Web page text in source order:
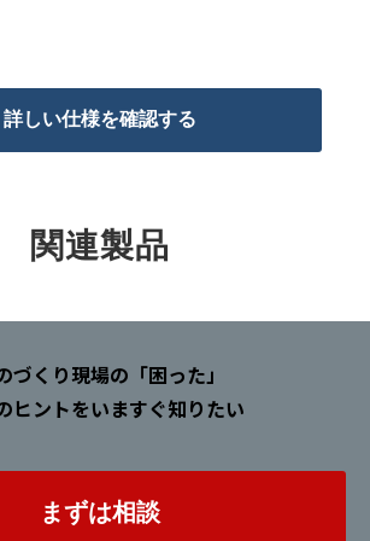
詳しい仕様を確認する
関連製品
づくり現場の「困った」
ヒントをいますぐ知りたい
まずは相談